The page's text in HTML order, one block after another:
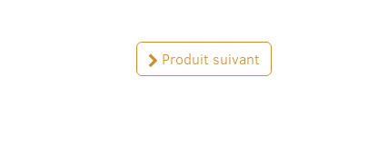
Produit suivant